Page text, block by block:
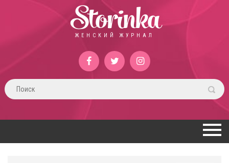
Storinka
ЖЕНСКИЙ ЖУРНАЛ